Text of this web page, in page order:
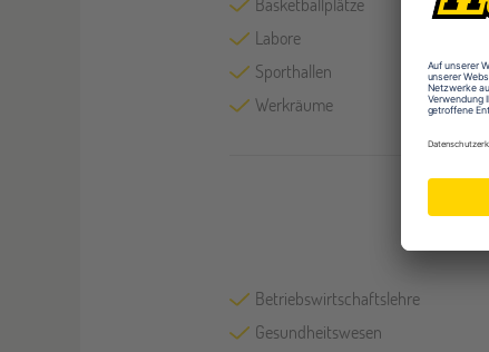
Labore
Sporthallen
Werkräume
Betriebswirtschaftslehre
Gesundheitswesen